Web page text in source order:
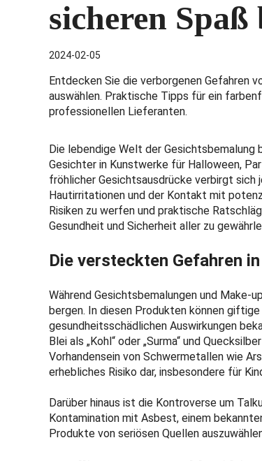
sicheren
2024-02-05
Entdecken Sie die verborgenen Gefahren
auswählen. Praktische Tipps für ein
professionellen Lieferanten.
Die lebendige Welt der
Gesichter in Kunstwerke für Halloween,
fröhlicher Gesichtsausdrücke verbirgt sich
Hautirritationen und der Kontakt mit
Risiken zu werfen und praktische
Gesundheit und Sicherheit aller zu
Die versteckten Gefahren
Während Gesichtsbemalungen und Make-
bergen. In diesen Produkten können
gesundheitsschädlichen Auswirkungen
Blei als „Kohl“ oder „Surma“ und
Vorhandensein von Schwermetallen wie
erhebliches Risiko dar, insbesondere für
Darüber hinaus ist die Kontroverse um
Kontamination mit Asbest, einem
Produkte von seriösen Quellen